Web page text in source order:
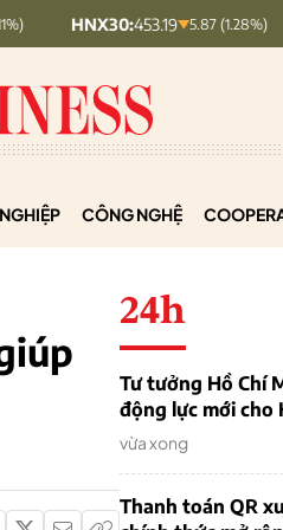
453.19 5.87 (1.28%)
CÔNG NGHỆ
24h
Tư tưởng Hồ Chí
động lực mới cho
vừa xong
Thanh toán QR